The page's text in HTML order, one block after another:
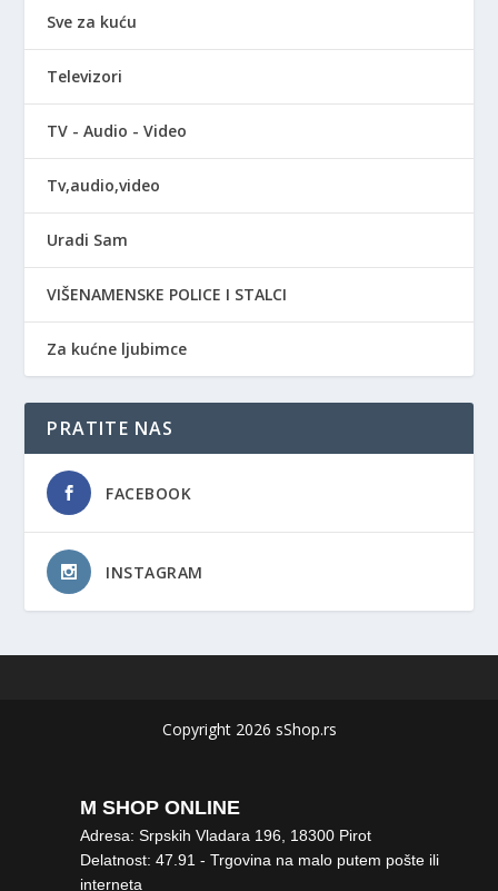
Sve za kuću
Televizori
TV - Audio - Video
Tv,audio,video
Uradi Sam
VIŠENAMENSKE POLICE I STALCI
Za kućne ljubimce
PRATITE NAS
FACEBOOK
INSTAGRAM
Copyright 2026 sShop.rs
M SHOP ONLINE
Adresa: Srpskih Vladara 196, 18300 Pirot
Delatnost: 47.91 - Trgovina na malo putem pošte ili
interneta